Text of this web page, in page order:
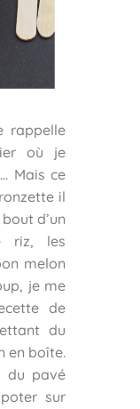
rappelle
où je
Mais ce
il
d’un
riz, les
melon
je me
de
du
en boîte.
du pavé
sur